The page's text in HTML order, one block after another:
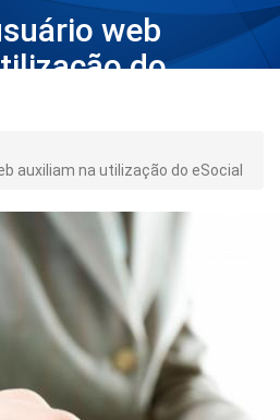
web
do
auxiliam na utilização do eSocial